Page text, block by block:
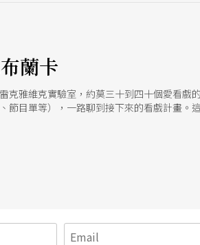
蘭卡
雅維克實驗室，約莫三十到四十個愛看戲
節目單等），一路聊到接下來的看戲計畫。
團看戲時，總是無法勇敢地跨出那邀約的
次的版聚辦得很成功，我自己也多認識了不